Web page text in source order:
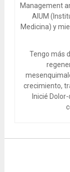
Management
AIUM
Medicina) y
Tengo más
crecimiento,
Inicié